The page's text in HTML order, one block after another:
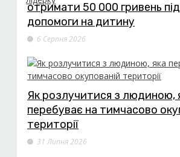
отримати 50 000 гривень
допомоги на дитину
6 Серпня 2026
Як розлучитися з людиною,
перебуває на тимчасово
території
31 Липня 2026